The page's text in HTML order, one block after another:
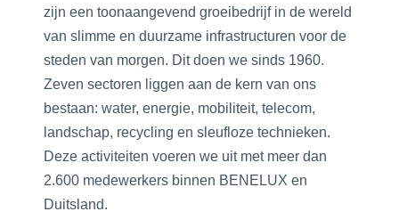
zijn een toonaangevend groeibedrijf in de wereld
van slimme en duurzame infrastructuren voor de
steden van morgen. Dit doen we sinds 1960.
Zeven sectoren liggen aan de kern van ons
bestaan: water, energie, mobiliteit, telecom,
landschap, recycling en sleufloze technieken.
Deze activiteiten voeren we uit met meer dan
2.600 medewerkers binnen BENELUX en
Duitsland.